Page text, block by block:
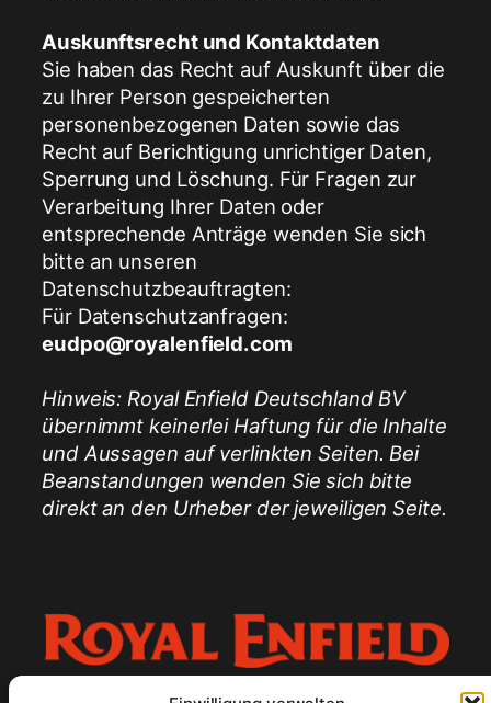
Auskunftsrecht und Kontaktdaten
Sie haben das Recht auf Auskunft über die
zu Ihrer Person gespeicherten
personenbezogenen Daten sowie das
Recht auf Berichtigung unrichtiger Daten,
Sperrung und Löschung. Für Fragen zur
Verarbeitung Ihrer Daten oder
entsprechende Anträge wenden Sie sich
bitte an unseren
Datenschutzbeauftragten:
Für Datenschutzanfragen:
eudpo@royalenfield.com
Hinweis: Royal Enfield Deutschland BV
übernimmt keinerlei Haftung für die Inhalte
und Aussagen auf verlinkten Seiten. Bei
Beanstandungen wenden Sie sich bitte
direkt an den Urheber der jeweiligen Seite.